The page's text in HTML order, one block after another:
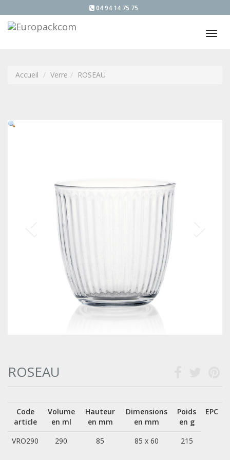
04 94 14 75 75
Accueil Verre ROSEAU
ROSEAU
Code
article
Volume
en ml
Hauteur
en mm
Dimensions
en mm
Poids
en g
EPC
VRO290 290 85 85 x 60 215